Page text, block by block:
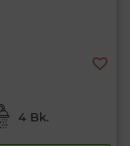
4 Bk.